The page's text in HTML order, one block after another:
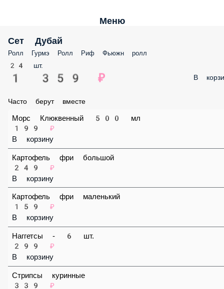
Меню
Сет Дубай
Ролл Гурмэ Ролл Риф Фьюжн ролл
24 шт.
1 359 ₽ В
Часто берут вместе
Морс Клюквенный 500 мл
199 ₽
В корзину
Картофель фри большой
249 ₽
В корзину
Картофель фри маленький
159 ₽
В корзину
Наггетсы - 6 шт.
299 ₽
В корзину